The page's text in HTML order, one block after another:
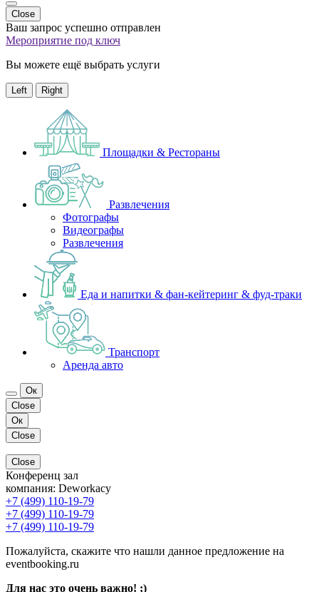
Close
Ваш запрос успешно отправлен
Мероприятие под ключ
Вы можете ещё выбрать услуги
Left Right
Площадки & Рестораны
Развлечения
Фотографы
Видеографы
Развлечения
Еда и напитки & фан-кейтеринг & фуд-траки
Транспорт
Аренда авто
Ок
Close
Ок
Close
Close
Конференц зал
компания: Deworkacy
+7 (499) 110-19-79
+7 (499) 110-19-79
+7 (499) 110-19-79
Пожалуйста, скажите что нашли данное предложение на
eventbooking.ru
Для нас это очень важно! ;)